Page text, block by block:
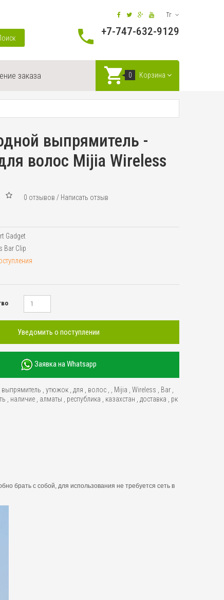
Тг
+7-747-632-9129
заказа 0 Корзина
выпрямитель -
волос Mijia Wireless
0 отзывов / Написать отзыв
Gadget
Bar Clip
Уведомить о поступлении
Заявка на Whatsapp
выпрямитель утюжок для волос Mijia Wireless Bar
наличие алматы республика казахстан доставка
рк
брать с собой, для использования не требуется сеть в